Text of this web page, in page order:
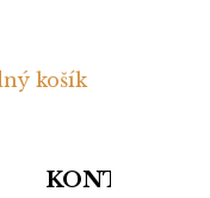
košík
KONTAKTY